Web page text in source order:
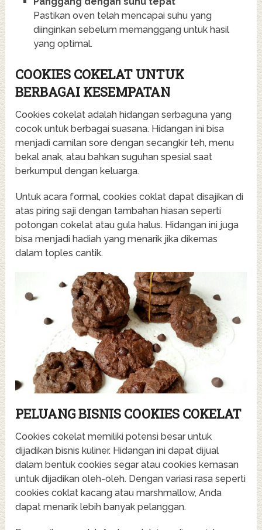
Pastikan oven telah mencapai suhu yang
diinginkan sebelum memanggang untuk hasil
yang optimal.
COOKIES COKELAT UNTUK
BERBAGAI KESEMPATAN
Cookies cokelat adalah hidangan serbaguna yang
cocok untuk berbagai suasana. Hidangan ini bisa
menjadi camilan sore dengan secangkir teh, menu
bekal anak, atau bahkan suguhan spesial saat
berkumpul dengan keluarga.
Untuk acara formal, cookies coklat dapat disajikan di
atas piring saji dengan tambahan hiasan seperti
potongan cokelat atau gula halus. Hidangan ini juga
bisa menjadi hadiah yang menarik jika dikemas
dalam toples cantik.
PELUANG BISNIS COOKIES COKELAT
Cookies cokelat memiliki potensi besar untuk
dijadikan bisnis kuliner. Hidangan ini dapat dijual
dalam bentuk cookies segar atau cookies kemasan
untuk dijadikan oleh-oleh. Dengan variasi rasa seperti
cookies coklat kacang atau marshmallow, Anda
dapat menarik lebih banyak pelanggan.